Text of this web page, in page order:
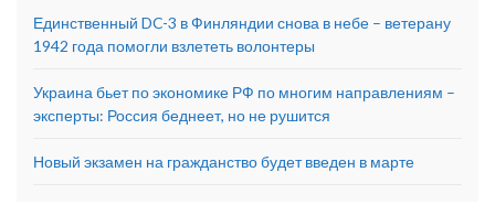
Единственный DC-3 в Финляндии снова в небе – ветерану
1942 года помогли взлететь волонтеры
Украина бьет по экономике РФ по многим направлениям –
эксперты: Россия беднеет, но не рушится
Новый экзамен на гражданство будет введен в марте